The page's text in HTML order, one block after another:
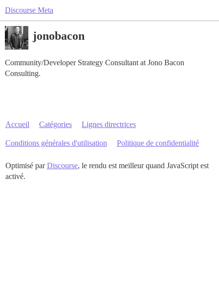
Discourse Meta
jonobacon
Community/Developer Strategy Consultant at Jono Bacon
Consulting.
Accueil Catégories Lignes directrices
Conditions générales d'utilisation Politique de confidentialité
Optimisé parDiscourse, le rendu est meilleur quand JavaScript est
activé.